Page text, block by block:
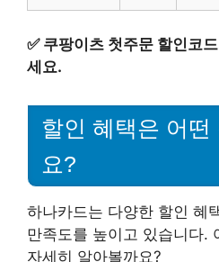
✅ 쿠팡이츠 첫주문 할인코
세요.
할인 혜택은 어떤
요?
하나카드는 다양한 할인 혜
만족도를 높이고 있습니다.
자세히 알아볼까요?